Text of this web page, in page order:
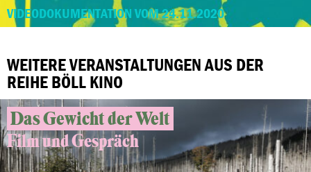
VIDEODOKUMENTATION VOM 24.11.2020
WEITERE VERANSTALTUNGEN AUS DER
REIHE BÖLL KINO
Das Gewicht der Welt
Film und Gespräch